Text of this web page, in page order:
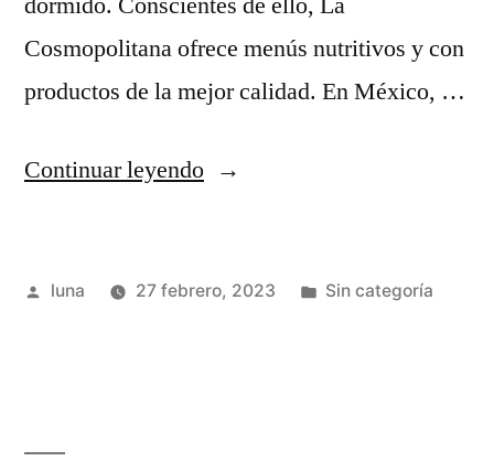
Cosmopolitana ofrece menús nutritivos y con
productos de la mejor calidad. En México, …
Continuar leyendo“¿El
la
Publicado
luna 27 febrero, 2023
Publicada
Sin categoría